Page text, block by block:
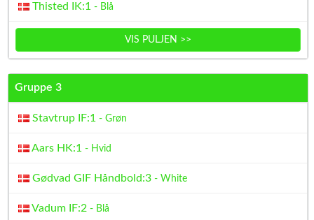
Thisted IK:1 - Blå
VIS PULJEN >>
Gruppe 3
Stavtrup IF:1 - Grøn
Aars HK:1 - Hvid
Gødvad GIF Håndbold:3 - White
Vadum IF:2 - Blå